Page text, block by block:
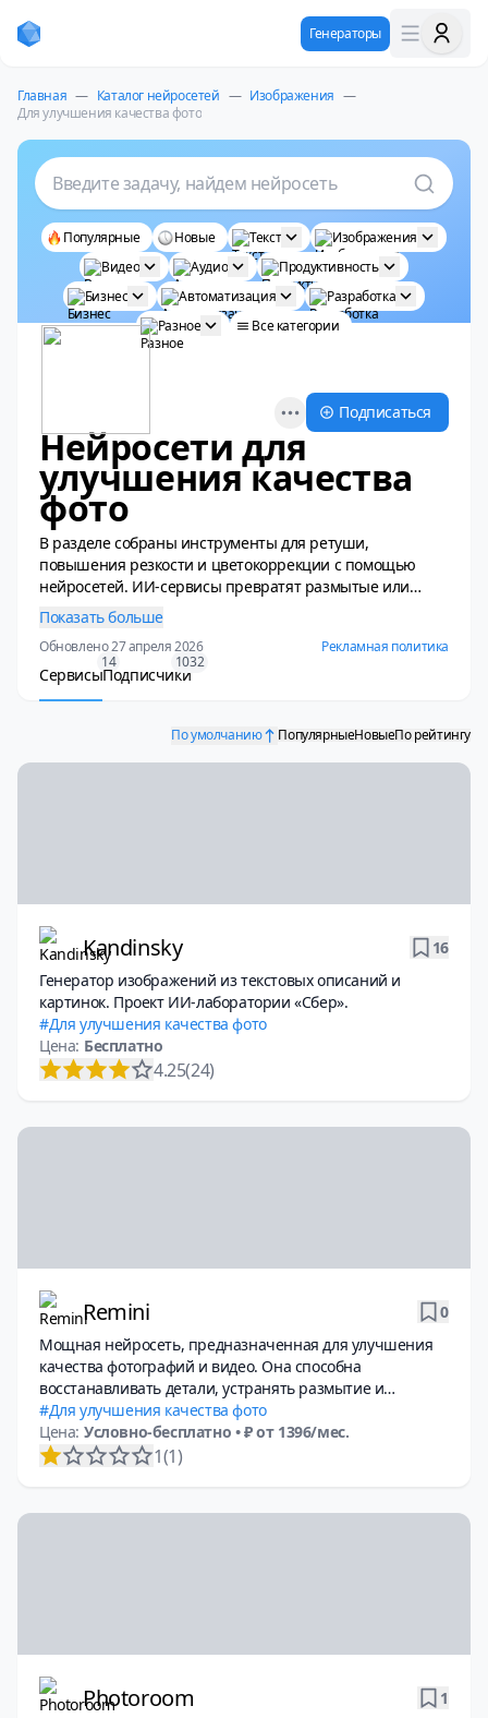
Генераторы
Главная — Каталог нейросетей — Изображения —
Для улучшения качества фото
Введите задачу, найдем нейросеть
Популярные Новые Текст
Изображения
Видео
Аудио
Продуктивность
Бизнес
Автоматизация
Разработка
Разное
Все категории
Open options
Подписаться
Нейросети для
улучшения качества
фото
В разделе собраны инструменты для ретуши,
повышения резкости и цветокоррекции с помощью
нейросетей. ИИ-сервисы превратят размытые или
старые снимки в чёткие профессиональные фото,
автоматически уберут шумы и дефекты, улучшат
освещение и детализацию. Технологии справятся с
задачами, на которые раньше требовались часы
работы в Photoshop — теперь это доступно каждому без
Показать больше
Обновлено 27 апреля 2026 Рекламная политика
Сервисы
14
Подписчики
1032
По умолчанию ПопулярныеНовыеПо рейтингу
Kandinsky
16
Генератор изображений из текстовых описаний и
картинок. Проект ИИ-лаборатории «Сбер».
Для улучшения качества фото
Цена: Бесплатно
4.25(24)
Remini
0
Мощная нейросеть, предназначенная для улучшения
качества фотографий и видео. Она способна
восстанавливать детали, устранять размытие и
повышать разрешение изображений, превращая их в
высококачественные HD-фото и видео.
Для улучшения качества фото
Цена: Условно-бесплатно • ₽ от 1396/мес.
1(1)
Photoroom
1